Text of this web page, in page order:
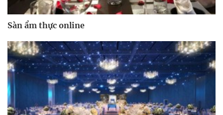
Sàn ẩm thực online